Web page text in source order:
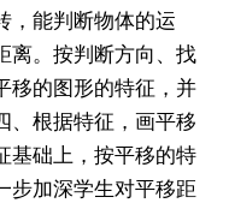
，能判断物体的运
离。按判断方向、找
移的图形的特征，并
、根据特征，画平移
基础上，按平移的特
步加深学生对平移距